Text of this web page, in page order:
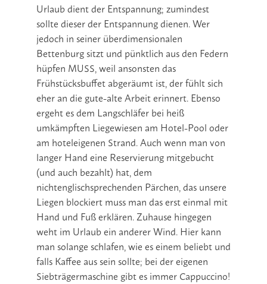
Urlaub dient der Entspannung; zumindest
sollte dieser der Entspannung dienen. Wer
jedoch in seiner überdimensionalen
Bettenburg sitzt und pünktlich aus den Federn
hüpfen MUSS, weil ansonsten das
Frühstücksbuffet abgeräumt ist, der fühlt sich
eher an die gute-alte Arbeit erinnert. Ebenso
ergeht es dem Langschläfer bei heiß
umkämpften Liegewiesen am Hotel-Pool oder
am hoteleigenen Strand. Auch wenn man von
langer Hand eine Reservierung mitgebucht
(und auch bezahlt) hat, dem
nichtenglischsprechenden Pärchen, das unsere
Liegen blockiert muss man das erst einmal mit
Hand und Fuß erklären. Zuhause hingegen
weht im Urlaub ein anderer Wind. Hier kann
man solange schlafen, wie es einem beliebt und
falls Kaffee aus sein sollte; bei der eigenen
Siebträgermaschine gibt es immer Cappuccino!